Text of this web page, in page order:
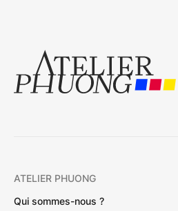
ATELIER PHUONG
Qui sommes-nous ?